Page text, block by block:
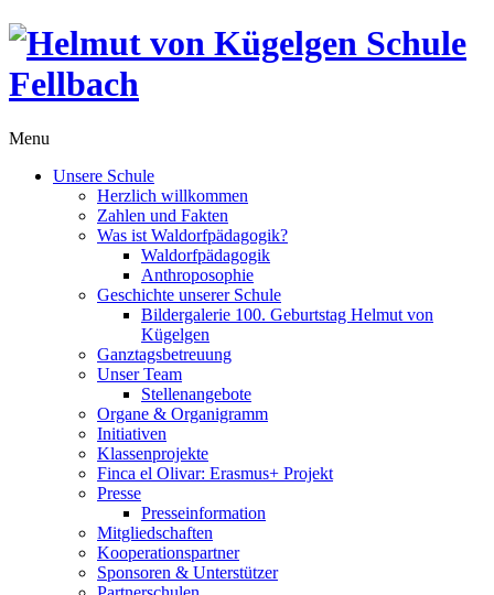
Menu
Unsere Schule
Herzlich willkommen
Zahlen und Fakten
Was ist Waldorfpädagogik?
Waldorfpädagogik
Anthroposophie
Geschichte unserer Schule
Bildergalerie 100. Geburtstag Helmut von
Kügelgen
Ganztagsbetreuung
Unser Team
Stellenangebote
Organe & Organigramm
Initiativen
Klassenprojekte
Finca el Olivar: Erasmus+ Projekt
Presse
Presseinformation
Mitgliedschaften
Kooperationspartner
Sponsoren & Unterstützer